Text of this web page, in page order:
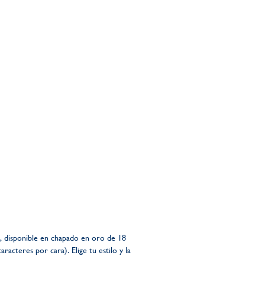
en chapado en oro de 18
por cara). Elige tu estilo y la